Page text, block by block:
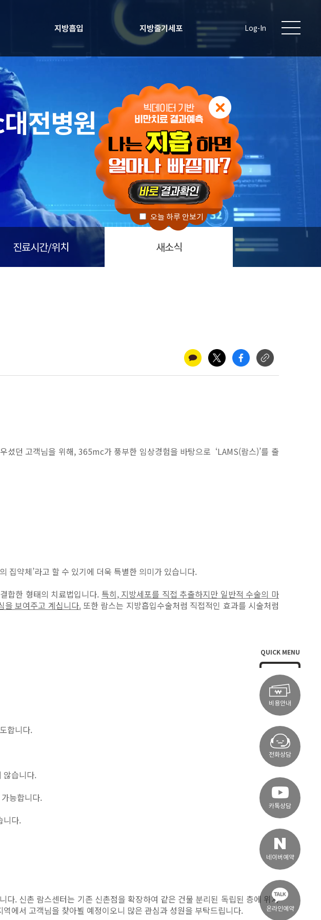
지방흡입 지방줄기세포 Log-In
전병원
진료시간/위치 새소식
셨던 고객님을 위해, 365mc가 풍부한 임상경험을 바탕으로 ‘LAMS(람스)’를 출
약체’라고 할 수 있기에 더욱 특별한 의미가 있습니다.
한 형태의 치료법입니다. 특히, 지방세포를 직접 추출하지만 일반적 수술의 마
을 보여주고 계십니다.또한 람스는 지방흡입수술처럼 직접적인 효과를 시술처럼
합니다.
않습니다.
능합니다.
니다.
. 신촌 람스센터는 기존 신촌점을 확장하여 같은 건물 분리된 독립된 층에 위치
에서 고객님을 찾아뵐 예정이오니 많은 관심과 성원을 부탁드립니다.
QUICK MENU
비용안내
전화상담
카톡상담
네이버예약
온라인예약
오늘 하루 안보기